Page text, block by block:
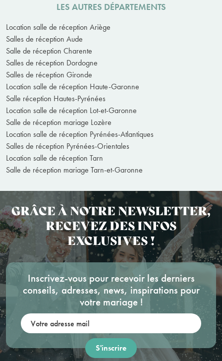
LES AUTRES DÉPARTEMENTS
Location salle de réception Ariège
Salles de réception Aude
Salle de réception Charente
Salles de réception Dordogne
Salles de réception Gironde
Location salle de réception Haute-Garonne
Salle réception Hautes-Pyrénées
Location salle de réception Lot-et-Garonne
Salle de réception mariage Lozère
Location salle de réception Pyrénées-Atlantiques
Salles de réception Pyrénées-Orientales
Location salle de réception Tarn
Salle de réception mariage Tarn-et-Garonne
GRÂCE À NOTRE NEWSLETTER,
RECEVEZ DES INFOS
EXCLUSIVES !
Inscrivez-vous pour recevoir les derniers
conseils, adresses, news, inspirations pour
votre mariage !